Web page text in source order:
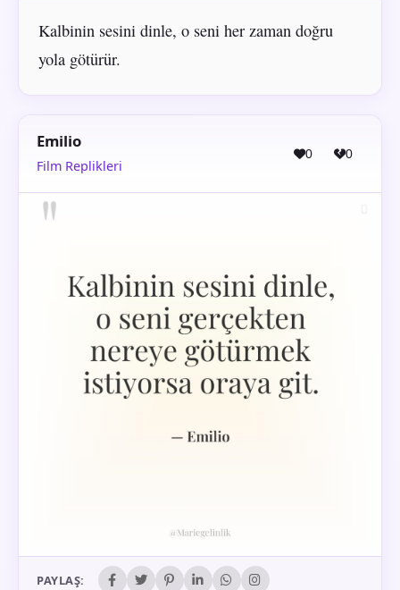
Kalbinin sesini dinle, o seni her zaman doğru
yola götürür.
Emilio
Film Replikleri
0 0
PAYLAŞ: